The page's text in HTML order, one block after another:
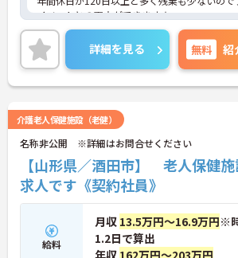
イベートとの両立ができます★
無資格の方も就業可能で、様々な年代の方が
ております♪
ご興味ある方はお気軽にお問い合わせ下さい。
詳細を見る 無料 紹
介護老人保健施設（老健）
名称非公開 ※詳細はお問合せください
【山形県／酒田市】 老人保健
求人です《契約社員》
給料
月収 13.5万円～16.9万円※
1.2日で算出